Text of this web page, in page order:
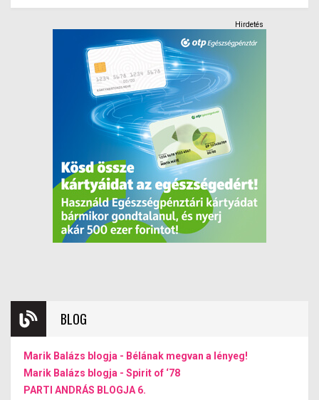
Hirdetés
BLOG
Marik Balázs blogja - Bélának megvan a lényeg!
Marik Balázs blogja - Spirit of ‘78
PARTI ANDRÁS BLOGJA 6.